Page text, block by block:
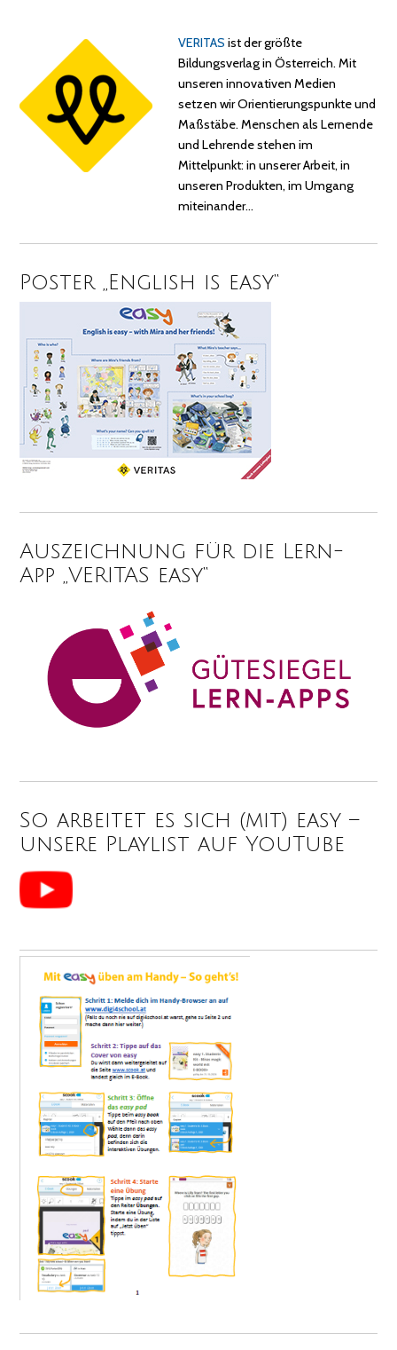
VERITAS ist der größte
Bildungsverlag in Österreich. Mit
unseren innovativen Medien
setzen wir Orientierungspunkte und
Maßstäbe. Menschen als Lernende
und Lehrende stehen im
Mittelpunkt: in unserer Arbeit, in
unseren Produkten, im Umgang
miteinander…
Poster „English is easy“
Auszeichnung für die Lern-
App „VERITAS easy“
So arbeitet es sich (mit) easy –
unsere Playlist auf YouTube